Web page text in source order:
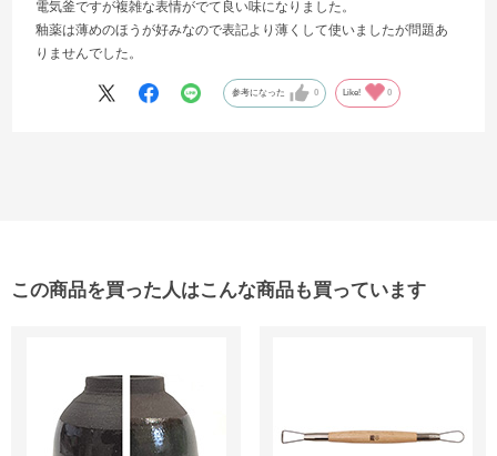
電気釜ですが複雑な表情がでて良い味になりました。
釉薬は薄めのほうが好みなので表記より薄くして使いましたが問題あ
りませんでした。
参考になった 0 Like! 0
この商品を買った人はこんな商品も買っています